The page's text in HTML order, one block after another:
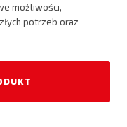
możliwości,
potrzeb oraz